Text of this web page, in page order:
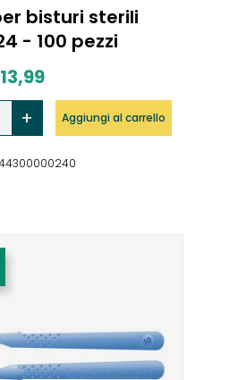
bisturi sterili
- 100 pezzi
13,99
Aggiungi al carrello